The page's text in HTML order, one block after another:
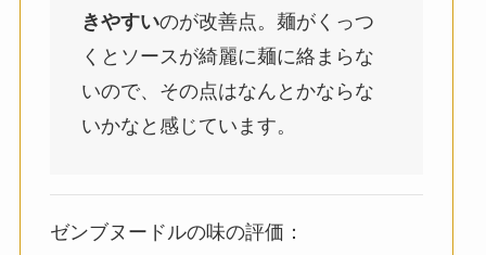
きやすいのが改善点。麺がくっつ
くとソースが綺麗に麺に絡まらな
いので、その点はなんとかならな
いかなと感じています。
ゼンブヌードルの味の評価：